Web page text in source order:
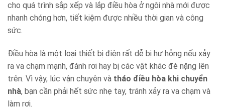
cho quá trình sắp xếp và lắp điều hòa ở ngôi nhà mới được
nhanh chóng hơn, tiết kiệm được nhiều thời gian và công
sức.
Điều hòa là một loại thiết bị điện rất dễ bị hư hỏng nếu xảy
ra va chạm mạnh, đánh rơi hay bị các vật khác đè nặng lên
trên. Vì vậy, lúc vận chuyên và tháo điều hòa khi chuyển
nhà, bạn cần phải hết sức nhẹ tay, tránh xảy ra va chạm và
làm rơi.